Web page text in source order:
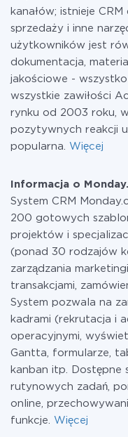
kanałów; istnieje
sprzedaży i inne
użytkowników jest
dokumentacja,
jakościowe -
wszystkie zawiłości
rynku od 2003 roku,
pozytywnych reakcji
popularna. Więcej
Informacja o
System CRM
200 gotowych
projektów i
(ponad 30 rodzajów
zarządzania
transakcjami,
System pozwala na
kadrami (rekrutacja i
operacyjnymi,
Gantta, formularze,
kanban itp. Dostępne
rutynowych zadań,
online,
funkcje. Więcej